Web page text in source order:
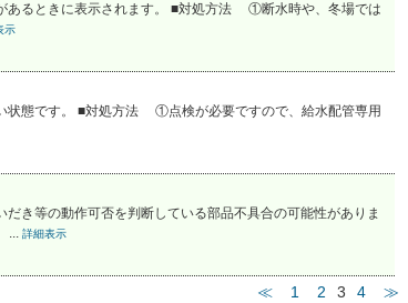
あるときに表示されます。 ■対処方法 ①断水時や、冬場では
示
状態です。 ■対処方法 ①点検が必要ですので、給水配管専用
き等の動作可否を判断している部品不具合の可能性がありま
... 詳細表示
≪ 1 2 3 4 ≫